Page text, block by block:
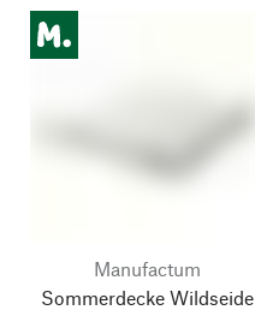
Manufactum
Sommerdecke Wildseide